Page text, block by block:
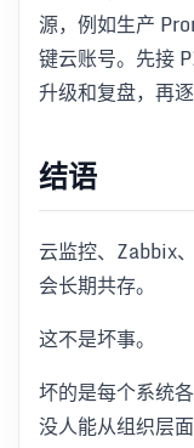
源，例如生产
键云账号。先接
升级和复盘，再
结语
云监控、Zabbix
会长期共存。
这不是坏事。
坏的是每个系统
没人能从组织层